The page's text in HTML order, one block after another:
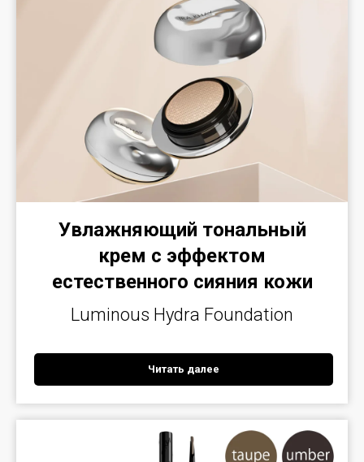
Увлажняющий тональный
крем с эффектом
естественного сияния кожи
Luminous Hydra Foundation
Читать далее